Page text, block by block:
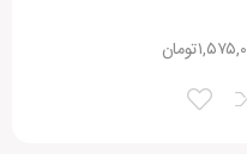
تومان